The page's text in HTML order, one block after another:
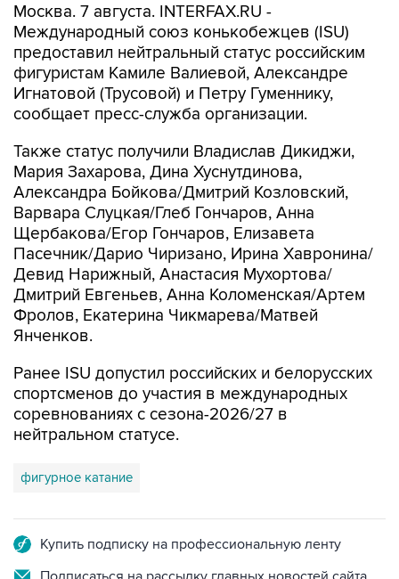
Москва. 7 августа. INTERFAX.RU -
Международный союз конькобежцев (ISU)
предоставил нейтральный статус российским
фигуристам Камиле Валиевой, Александре
Игнатовой (Трусовой) и Петру Гуменнику,
сообщает пресс-служба организации.
Также статус получили Владислав Дикиджи,
Мария Захарова, Дина Хуснутдинова,
Александра Бойкова/Дмитрий Козловский,
Варвара Слуцкая/Глеб Гончаров, Анна
Щербакова/Егор Гончаров, Елизавета
Пасечник/Дарио Чиризано, Ирина Хавронина/
Девид Нарижный, Анастасия Мухортова/
Дмитрий Евгеньев, Анна Коломенская/Артем
Фролов, Екатерина Чикмарева/Матвей
Янченков.
Ранее ISU допустил российских и белорусских
спортсменов до участия в международных
соревнованиях с сезона-2026/27 в
нейтральном статусе.
фигурное катание
Купить подписку на профессиональную ленту